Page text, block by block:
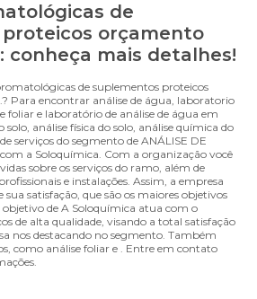
de
orçamento
conheça mais detalhes!
de suplementos proteicos
Para encontrar análise de água, laboratorio
foliar e laboratório de análise de água em
solo, análise física do solo, análise química do
serviços do segmento de ANÁLISE DE
a Soloquímica. Com a organização você
sobre os serviços do ramo, além de
e instalações. Assim, a empresa
satisfação, que são os maiores objetivos
de A Soloquímica atua com o
de alta qualidade, visando a total satisfação
nos destacando no segmento. Também
como análise foliar e . Entre em contato